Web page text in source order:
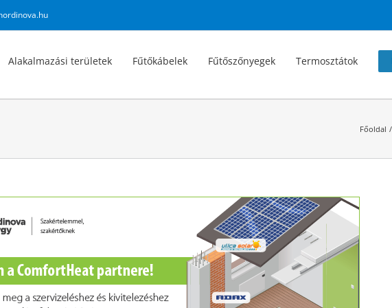
Alakalmazási területek Fűtőkábelek Fűtőszőnyegek Termosztátok
Főoldal